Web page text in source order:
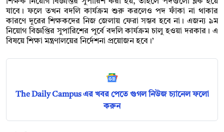
যাবে। ফলে তখন বদলি কার্যক্রম শুরু করলেও পদ ফাঁকা না থাকার
কারণে দূরের শিক্ষকদের নিজ জেলায় ফেরা সম্ভব হবে না। এজন্য ৯ম
নিয়োগ বিজ্ঞপ্তির সুপারিশের পূর্বে বদলি কার্যক্রম চালু হওয়া দরকার। এ
বিষয়ে শিক্ষা মন্ত্রণালয়ের নির্দেশনা প্রয়োজন হবে।’
The Daily Campus এর খবর পেতে গুগল নিউজ চ্যানেল ফলো
করুন